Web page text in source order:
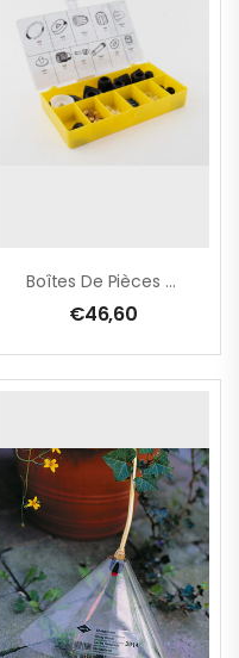
Boîtes De Pièces De Rechange – Jardin
€46,60